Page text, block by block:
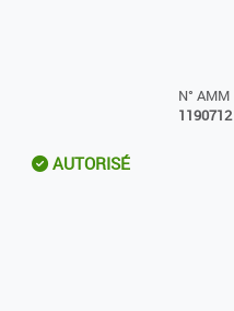
N° AMM
1190712
AUTORISÉ